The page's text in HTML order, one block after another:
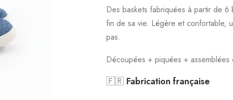
Des baskets fabriquées à partir de
fin de sa vie. Légère et confortable,
pas.
Découpées + piquées +
🇫🇷 Fabrication française